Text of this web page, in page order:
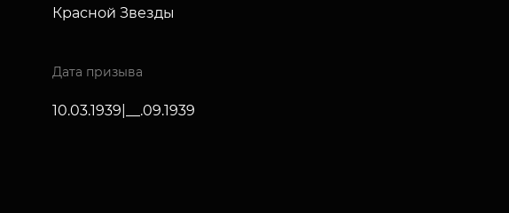
Красной Звезды
Дата призыва
10.03.1939|__.09.1939